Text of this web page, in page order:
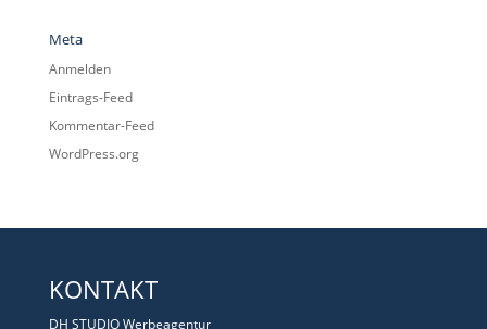
Meta
Anmelden
Eintrags-Feed
Kommentar-Feed
WordPress.org
KONTAKT
DH STUDIO Werbeagentur